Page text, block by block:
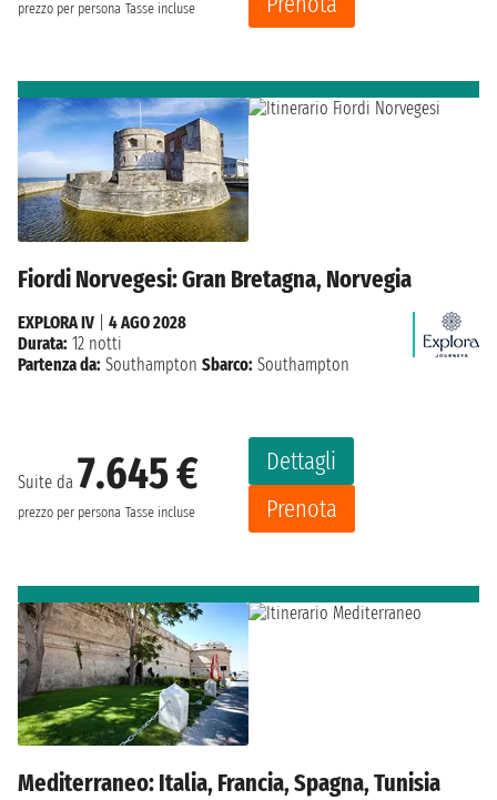
prezzo per persona Tasse incluse
Fiordi Norvegesi: Gran Bretagna, Norvegia
Suite da 7.645 €
prezzo per persona Tasse incluse
Dettagli
Prenota
EXPLORA IV
4 AGO 2028
Durata: 12 notti
Partenza da: Southampton Sbarco: Southampton
Mediterraneo: Italia, Francia, Spagna, Tunisia